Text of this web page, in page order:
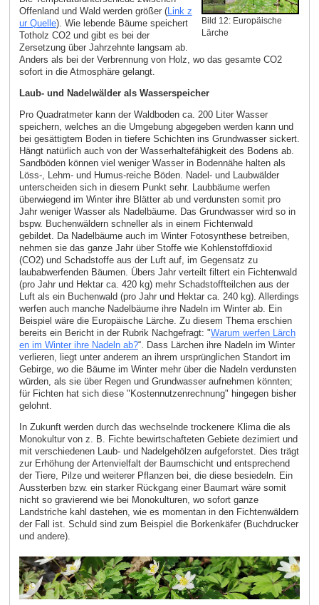
Bild 12: Europäische
Lärche
Offenland und Wald werden größer (Link z
ur Quelle). Wie lebende Bäume speichert
Totholz CO2 und gibt es bei der
Zersetzung über Jahrzehnte langsam ab.
Anders als bei der Verbrennung von Holz, wo das gesamte CO2
sofort in die Atmosphäre gelangt.
Laub- und Nadelwälder als Wasserspeicher
Pro Quadratmeter kann der Waldboden ca. 200 Liter Wasser
speichern, welches an die Umgebung abgegeben werden kann und
bei gesättigtem Boden in tiefere Schichten ins Grundwasser sickert.
Hängt natürlich auch von der Wasserhaltefähigkeit des Bodens ab.
Sandböden können viel weniger Wasser in Bodennähe halten als
Löss-, Lehm- und Humus-reiche Böden. Nadel- und Laubwälder
unterscheiden sich in diesem Punkt sehr. Laubbäume werfen
überwiegend im Winter ihre Blätter ab und verdunsten somit pro
Jahr weniger Wasser als Nadelbäume. Das Grundwasser wird so in
bspw. Buchenwäldern schneller als in einem Fichtenwald
gebildet. Da Nadelbäume auch im Winter Fotosynthese betreiben,
nehmen sie das ganze Jahr über Stoffe wie Kohlenstoffdioxid
(CO2) und Schadstoffe aus der Luft auf, im Gegensatz zu
laubabwerfenden Bäumen. Übers Jahr verteilt filtert ein Fichtenwald
(pro Jahr und Hektar ca. 420 kg) mehr Schadstoffteilchen aus der
Luft als ein Buchenwald (pro Jahr und Hektar ca. 240 kg). Allerdings
werfen auch manche Nadelbäume ihre Nadeln im Winter ab. Ein
Beispiel wäre die Europäische Lärche. Zu diesem Thema erschien
bereits ein Bericht in der Rubrik Nachgefragt: "Warum werfen Lärch
en im Winter ihre Nadeln ab?“. Dass Lärchen ihre Nadeln im Winter
verlieren, liegt unter anderem an ihrem ursprünglichen Standort im
Gebirge, wo die Bäume im Winter mehr über die Nadeln verdunsten
würden, als sie über Regen und Grundwasser aufnehmen könnten;
für Fichten hat sich diese "Kostennutzenrechnung" hingegen bisher
gelohnt.
In Zukunft werden durch das wechselnde trockenere Klima die als
Monokultur von z. B. Fichte bewirtschafteten Gebiete dezimiert und
mit verschiedenen Laub- und Nadelgehölzen aufgeforstet. Dies trägt
zur Erhöhung der Artenvielfalt der Baumschicht und entsprechend
der Tiere, Pilze und weiterer Pflanzen bei, die diese besiedeln. Ein
Aussterben bzw. ein starker Rückgang einer Baumart wäre somit
nicht so gravierend wie bei Monokulturen, wo sofort ganze
Landstriche kahl dastehen, wie es momentan in den Fichtenwäldern
der Fall ist. Schuld sind zum Beispiel die Borkenkäfer (Buchdrucker
und andere).